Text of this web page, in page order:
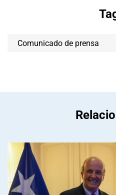
Comunicado de prensa